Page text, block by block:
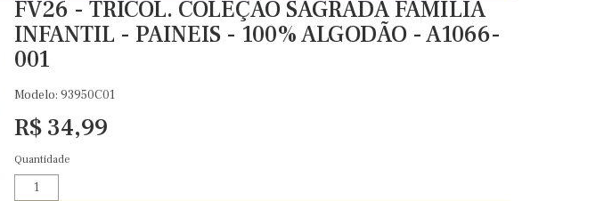
FV26 - TRICOL. COLEÇÃO SAGRADA FAMÍLIA
INFANTIL - PAINEIS - 100% ALGODÃO - A1066-
001
Modelo: 93950C01
R$ 34,99
Quantidade